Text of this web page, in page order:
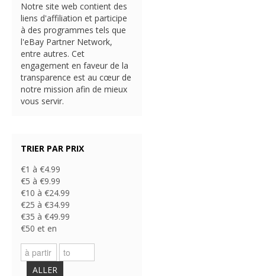
Notre site web contient des
liens d'affiliation et participe
à des programmes tels que
l'eBay Partner Network,
entre autres. Cet
engagement en faveur de la
transparence est au cœur de
notre mission afin de mieux
vous servir.
TRIER PAR PRIX
€1 à €4.99
€5 à €9.99
€10 à €24.99
€25 à €34.99
€35 à €49.99
€50 et en
ALLER